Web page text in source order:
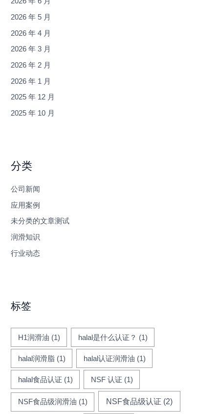
2026 年 5 月
2026 年 4 月
2026 年 3 月
2026 年 2 月
2026 年 1 月
2025 年 12 月
2025 年 10 月
分类
公司新闻
应用案例
未分类的文章测试
润滑知识
行业动态
标签
H1润滑油 (1) halal是什么认证？ (1)
halal润滑脂 (1) halal认证润滑油 (1)
halal食品认证 (1) NSF 认证 (1)
NSF食品级润滑油 (1) NSF食品级认证 (2)